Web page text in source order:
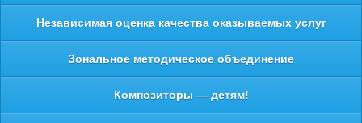
Независимая оценка качества оказываемых услуг
Зональное методическое объединение
Композиторы — детям!